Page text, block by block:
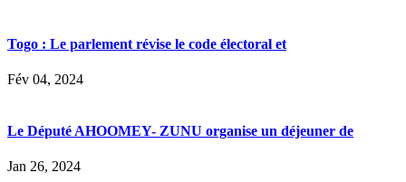
Togo : Le parlement révise le code électoral et
Fév 04, 2024
Le Député AHOOMEY- ZUNU organise un déjeuner de
Jan 26, 2024